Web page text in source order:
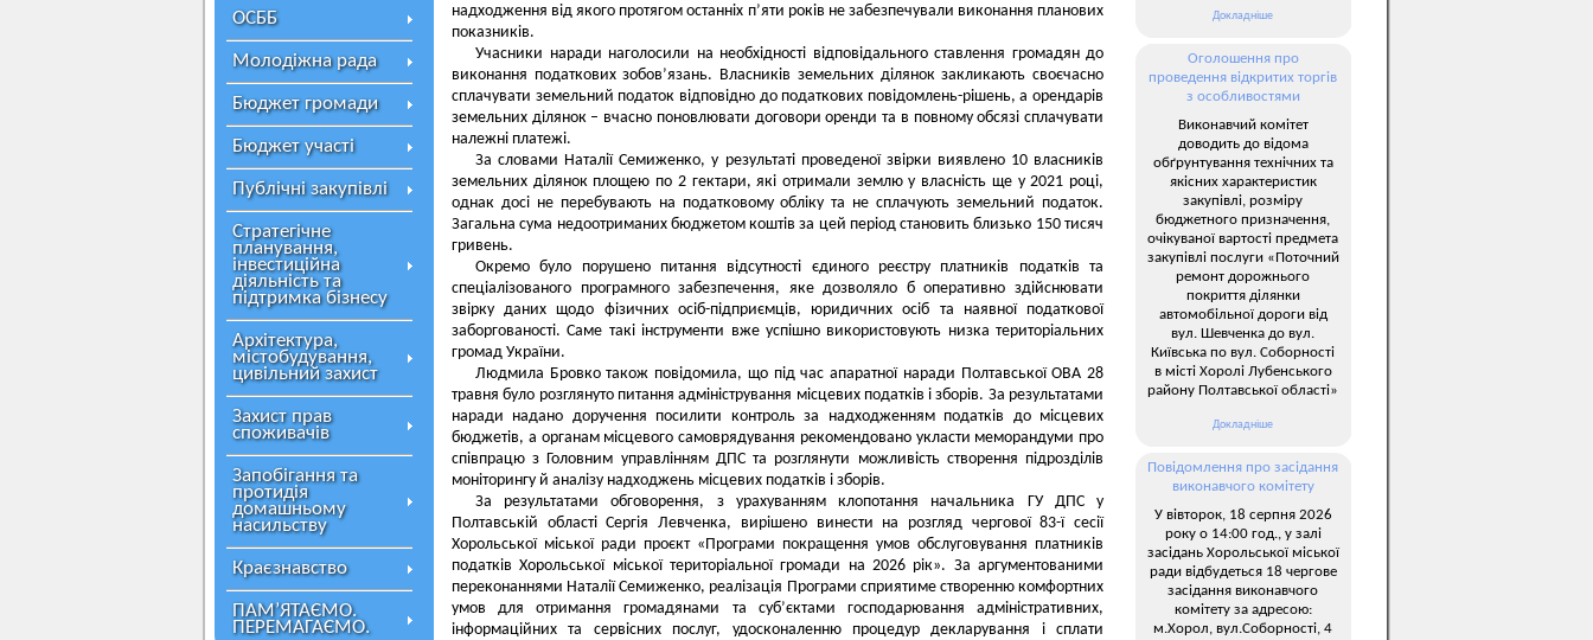
ОСББ
Молодіжна рада
Бюджет громади
Бюджет участі
Публічні закупівлі
Стратегічне
планування,
інвестиційна
діяльність та
підтримка бізнесу
Архітектура,
містобудування,
цивільний захист
Захист прав
споживачів
Запобігання та
протидія
домашньому
насильству
Краєзнавство
ПАМ’ЯТАЄМО.
ПЕРЕМАГАЄМО.
надходження від якого протягом останніх п’яти років не забезпечували виконання планових
показників.
Учасники наради наголосили на необхідності відповідального ставлення громадян до
виконання податкових зобов’язань. Власників земельних ділянок закликають своєчасно
сплачувати земельний податок відповідно до податкових повідомлень-рішень, а орендарів
земельних ділянок – вчасно поновлювати договори оренди та в повному обсязі сплачувати
належні платежі.
За словами Наталії Семиженко, у результаті проведеної звірки виявлено 10 власників
земельних ділянок площею по 2 гектари, які отримали землю у власність ще у 2021 році,
однак досі не перебувають на податковому обліку та не сплачують земельний податок.
Загальна сума недоотриманих бюджетом коштів за цей період становить близько 150 тисяч
гривень.
Окремо було порушено питання відсутності єдиного реєстру платників податків та
спеціалізованого програмного забезпечення, яке дозволяло б оперативно здійснювати
звірку даних щодо фізичних осіб-підприємців, юридичних осіб та наявної податкової
заборгованості. Саме такі інструменти вже успішно використовують низка територіальних
громад України.
Людмила Бровко також повідомила, що під час апаратної наради Полтавської ОВА 28
травня було розглянуто питання адміністрування місцевих податків і зборів. За результатами
наради надано доручення посилити контроль за надходженням податків до місцевих
бюджетів, а органам місцевого самоврядування рекомендовано укласти меморандуми про
співпрацю з Головним управлінням ДПС та розглянути можливість створення підрозділів
моніторингу й аналізу надходжень місцевих податків і зборів.
За результатами обговорення, з урахуванням клопотання начальника ГУ ДПС у
Полтавській області Сергія Левченка, вирішено винести на розгляд чергової 83-ї сесії
Хорольської міської ради проєкт «Програми покращення умов обслуговування платників
податків Хорольської міської територіальної громади на 2026 рік». За аргументованими
переконаннями Наталії Семиженко, реалізація Програми сприятиме створенню комфортних
умов для отримання громадянами та суб’єктами господарювання адміністративних,
інформаційних та сервісних послуг, удосконаленню процедур декларування і сплати
Докладніше
Оголошення про
проведення відкритих торгів
з особливостями
Виконавчий комітет
доводить до відома
обґрунтування технічних та
якісних характеристик
закупівлі, розміру
бюджетного призначення,
очікуваної вартості предмета
закупівлі послуги «Поточний
ремонт дорожнього
покриття ділянки
автомобільної дороги від
вул. Шевченка до вул.
Київська по вул. Соборності
в місті Хоролі Лубенського
району Полтавської області»
Докладніше
Повідомлення про засідання
виконавчого комітету
У вівторок, 18 серпня 2026
року о 14:00 год., у залі
засідань Хорольської міської
ради відбудеться 18 чергове
засідання виконавчого
комітету за адресою:
м.Хорол, вул.Соборності, 4